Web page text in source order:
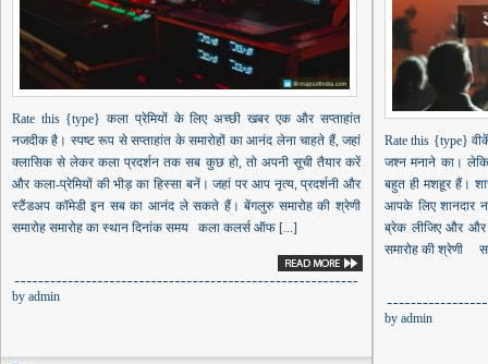
Rate this {type} कला प्रेमियों के लिए अच्छी खबर एक और सप्ताहांत
नजदीक है। स्पष्ट रूप से सप्ताहांत के समारोहों का आनंद लेना चाहते हैं, जहां
क्लासिक से लेकर कला प्रदर्शन तक सब कुछ हो, तो अपनी सूची तैयार करें
और कला-प्रेमियों की भीड़ का हिस्सा बनें। जहां पर आप नृत्य, प्रदर्शनी और
स्टैंडअप कॉमेडी इन सब का आनंद ले सकते हैं। बेंगलुरु समारोह की श्रेणी
समारोह समारोह का स्थान दिनांक समय कला कलर्स ऑफ [...]
by admin
Rate this {type}
जश्न मनाने का।
बहुत ही मशहूर हैं।
आपके लिए शानदार
ब्रेक लीजिए और और
समारोह की श्रेणी
by admin